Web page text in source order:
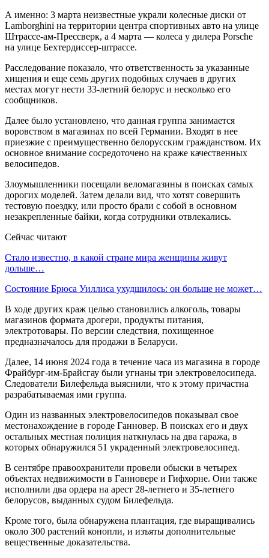
А именно: 3 марта неизвестные украли колесные диски от
Lamborghini на территории центра спортивных авто на улице
Штрассе-ам-Прессверк, а 4 марта — колеса у дилера Porsche
на улице Бехтердиссер-штрассе.
Расследование показало, что ответственность за указанные
хищения и еще семь других подобных случаев в других
местах могут нести 33-летний белорус и несколько его
сообщников.
Далее было установлено, что данная группа занимается
воровством в магазинах по всей Германии. Входят в нее
приезжие с преимущественно белорусским гражданством. Их
основное внимание сосредоточено на краже качественных
велосипедов.
Злоумышленники посещали веломагазины в поисках самых
дорогих моделей. Затем делали вид, что хотят совершить
тестовую поездку, или просто брали с собой в основном
незакрепленные байки, когда сотрудники отвлекались.
Сейчас читают
Стало известно, в какой стране мира женщины живут
дольше…
Состояние Брюса Уиллиса ухудшилось: он больше не может…
В ходе других краж целью становились алкоголь, товары
магазинов формата дрогери, продукты питания,
электротовары. По версии следствия, похищенное
предназначалось для продажи в Беларуси.
Далее, 14 июня 2024 года в течение часа из магазина в городе
Фрайбург-им-Брайсгау были угнаны три электровелосипеда.
Следователи Билефельда выяснили, что к этому причастна
разрабатываемая ими группа.
Один из названных электровелосипедов показывал свое
местонахождение в городе Ганновер. В поисках его и двух
остальных местная полиция наткнулась на два гаража, в
которых обнаружился 51 украденный электровелосипед.
В сентябре правоохранители провели обыски в четырех
объектах недвижимости в Ганновере и Гифхорне. Они также
исполнили два ордера на арест 28-летнего и 35-летнего
белорусов, выданных судом Билефельда.
Кроме того, была обнаружена плантация, где выращивались
около 300 растений конопли, и изъяты дополнительные
вещественные доказательства.